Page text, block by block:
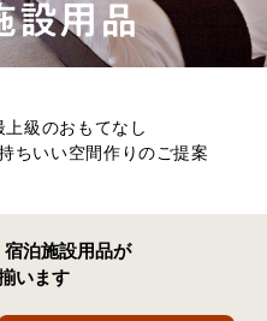
級のおもてなし
ちいい空間作りのご提案
泊施設用品が
います